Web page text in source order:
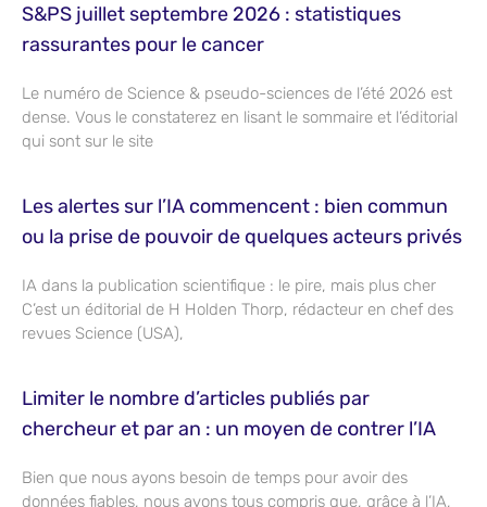
S&PS juillet septembre 2026 : statistiques
rassurantes pour le cancer
Le numéro de Science & pseudo-sciences de l’été 2026 est
dense. Vous le constaterez en lisant le sommaire et l’éditorial
qui sont sur le site
Les alertes sur l’IA commencent : bien commun
ou la prise de pouvoir de quelques acteurs privés
IA dans la publication scientifique : le pire, mais plus cher
C’est un éditorial de H Holden Thorp, rédacteur en chef des
revues Science (USA),
Limiter le nombre d’articles publiés par
chercheur et par an : un moyen de contrer l’IA
Bien que nous ayons besoin de temps pour avoir des
données fiables, nous avons tous compris que, grâce à l’IA,